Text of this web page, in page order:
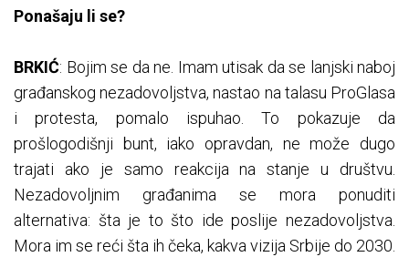
Ponašaju li se?
BRKIĆ: Bojim se da ne. Imam utisak da se lanjski naboj
građanskog nezadovoljstva, nastao na talasu ProGlasa
i protesta, pomalo ispuhao. To pokazuje da
prošlogodišnji bunt, iako opravdan, ne može dugo
trajati ako je samo reakcija na stanje u društvu.
Nezadovoljnim građanima se mora ponuditi
alternativa: šta je to što ide poslije nezadovoljstva.
Mora im se reći šta ih čeka, kakva vizija Srbije do 2030.